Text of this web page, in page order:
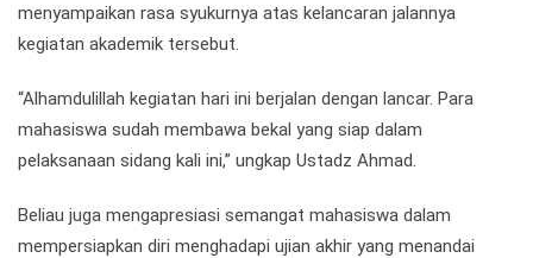
menyampaikan rasa syukurnya atas kelancaran jalannya
kegiatan akademik tersebut.
“Alhamdulillah kegiatan hari ini berjalan dengan lancar. Para
mahasiswa sudah membawa bekal yang siap dalam
pelaksanaan sidang kali ini,” ungkap Ustadz Ahmad.
Beliau juga mengapresiasi semangat mahasiswa dalam
mempersiapkan diri menghadapi ujian akhir yang menandai